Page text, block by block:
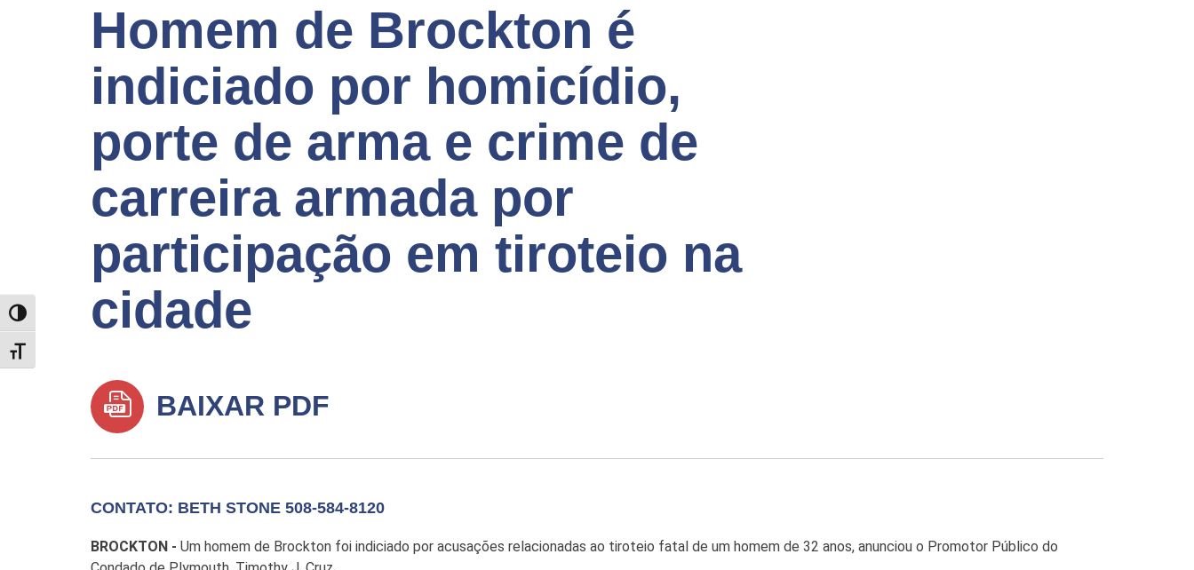
TOGGLE HIGH CONTRAST
TOGGLE FONT SIZE
Homem de Brockton é
indiciado por homicídio,
porte de arma e crime de
carreira armada por
participação em tiroteio na
cidade
BAIXAR PDF
CONTATO: BETH STONE 508-584-8120
BROCKTON - Um homem de Brockton foi indiciado por acusações relacionadas ao tiroteio fatal de um homem de 32 anos, anunciou o Promotor Público do